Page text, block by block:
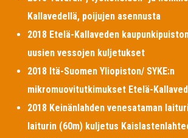
Kallavedellä, poijujen asennusta
2018 Etelä-Kallaveden
uusien vessojen kuljetukset
2018 Itä-Suomen Yliopiston/ SYKE:n
mikromuovitutkimukset Etelä-
2018 Keinänlahden venesataman
laiturin (60m) kuljetus